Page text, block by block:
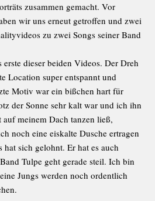
zusammen gemacht. Vor
wir uns erneut getroffen und zwei
zu zwei Songs seiner Band
erste dieser beiden Videos. Der Dreh
Location super entspannt und
Motiv war ein bißchen hart für
der Sonne sehr kalt war und ich ihn
meinem Dach tanzen ließ,
noch eine eiskalte Dusche ertragen
hat sich gelohnt. Er hat es auch
Tulpe geht gerade steil. Ich bin
Jungs werden noch ordentlich